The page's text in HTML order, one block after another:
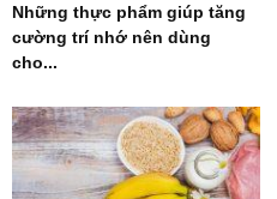
Những thực phẩm giúp tăng
cường trí nhớ nên dùng
cho...